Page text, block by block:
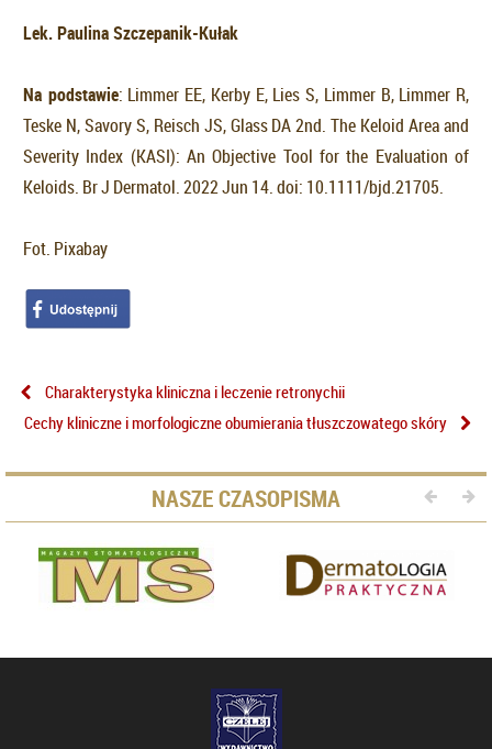
Lek. Paulina Szczepanik-Kułak
Na podstawie: Limmer EE, Kerby E, Lies S, Limmer B, Limmer R,
Teske N, Savory S, Reisch JS, Glass DA 2nd. The Keloid Area and
Severity Index (KASI): An Objective Tool for the Evaluation of
Keloids. Br J Dermatol. 2022 Jun 14. doi: 10.1111/bjd.21705.
Fot. Pixabay
Charakterystyka kliniczna i leczenie retronychii
Cechy kliniczne i morfologiczne obumierania tłuszczowatego skóry
NASZE CZASOPISMA